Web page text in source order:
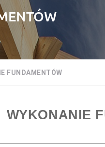
FUNDAMENTÓW
WYKONANIE